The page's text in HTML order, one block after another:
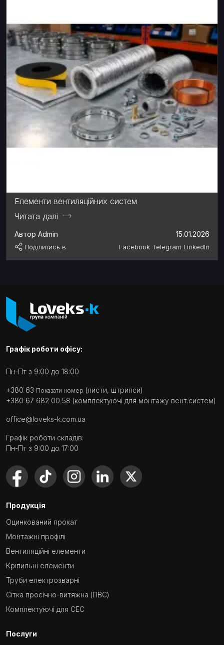
Елементи вентиляційних систем
Читата далі
Автор Admin 15.01.2026
Поділитись в Facebook Telegram LinkedIn
Графік роботи офісу:
Пн-Пт з 9:00 до 18:00
+380 63 Показати номер (листи, штрипси)
+380 67 682 00 58 (комплектуючі для монтажу вент.систем)
office@loveks-k.com.ua
Графік роботи складів:
Пн-Пт з 9:00 до 17:00
Продукція
Оцинкований прокат
Монтажні профілі
Вентиляційні елементи
Кріпильні елементи
Труби електрозварні
Сітка просічно-витяжна (ПВС)
Комплектуючі для СЕС
Послуги